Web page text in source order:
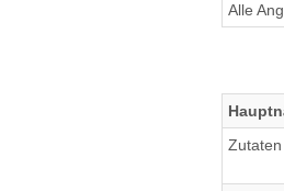
Alle
Zutaten